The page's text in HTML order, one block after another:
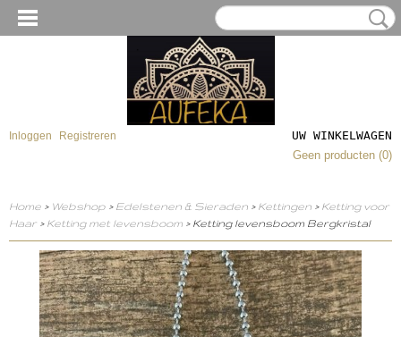
Inloggen Registreren
UW WINKELWAGEN
Geen producten (0)
Home > Webshop > Edelstenen & Sieraden > Kettingen > Ketting voor
Haar > Ketting met levensboom > Ketting levensboom Bergkristal